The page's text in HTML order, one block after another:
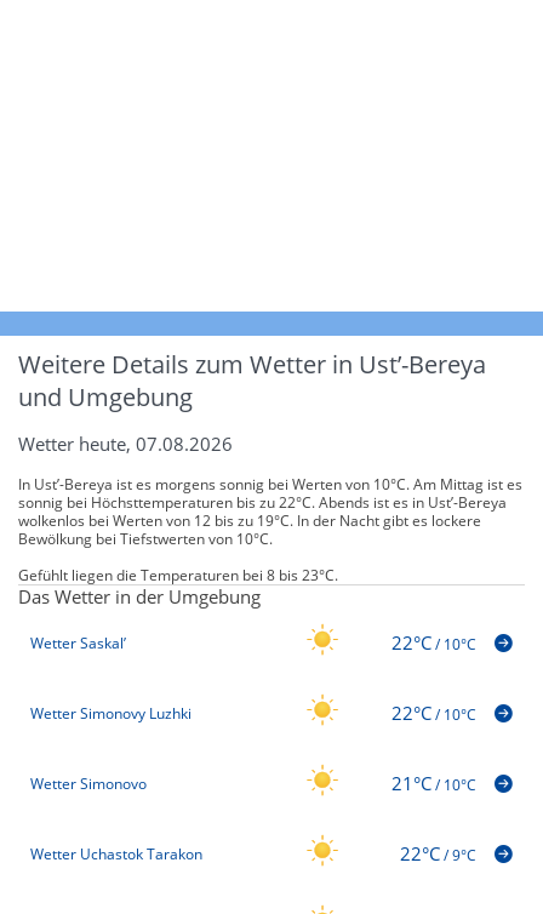
Weitere Details zum Wetter in Ust’-Bereya
und Umgebung
Wetter heute, 07.08.2026
In Ust’-Bereya ist es morgens sonnig bei Werten von 10°C. Am Mittag ist es
sonnig bei Höchsttemperaturen bis zu 22°C. Abends ist es in Ust’-Bereya
wolkenlos bei Werten von 12 bis zu 19°C. In der Nacht gibt es lockere
Bewölkung bei Tiefstwerten von 10°C.
Gefühlt liegen die Temperaturen bei 8 bis 23°C.
Das Wetter in der Umgebung
Wetter Saskal’ 22°C/10°C
Wetter Simonovy Luzhki 22°C/10°C
Wetter Simonovo 21°C/10°C
Wetter Uchastok Tarakon 22°C/9°C